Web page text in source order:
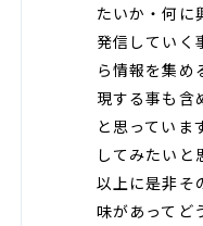
たいか・何に
発信していく
ら情報を集め
現する事も含
と思っていま
してみたいと
以上に是非そ
味があってど